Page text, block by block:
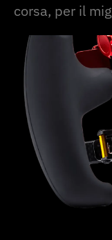
corsa, per il